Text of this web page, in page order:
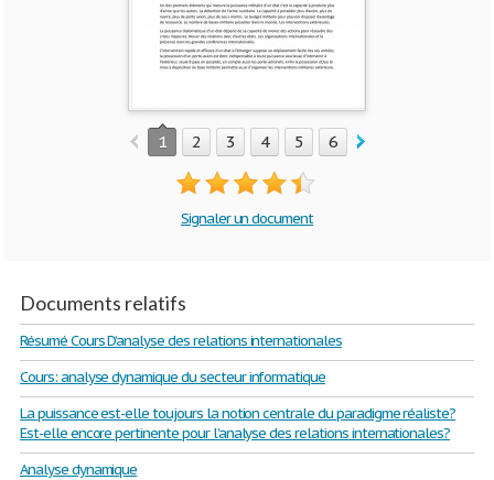
1 2 3 4 5 6 7
Signaler un document
Documents relatifs
Résumé Cours D’analyse des relations internationales
Cours: analyse dynamique du secteur informatique
La puissance est-elle toujours la notion centrale du paradigme réaliste?
Est-elle encore pertinente pour l’analyse des relations internationales?
Analyse dynamique